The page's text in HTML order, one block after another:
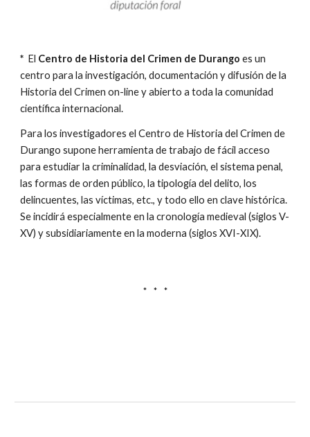
* El Centro de Historia del Crimen de Durango es un
centro para la investigación, documentación y difusión de la
Historia del Crimen on-line y abierto a toda la comunidad
científica internacional.
Para los investigadores el Centro de Historia del Crimen de
Durango supone herramienta de trabajo de fácil acceso
para estudiar la criminalidad, la desviación, el sistema penal,
las formas de orden público, la tipología del delito, los
delincuentes, las víctimas, etc., y todo ello en clave histórica.
Se incidirá especialmente en la cronología medieval (siglos V-
XV) y subsidiariamente en la moderna (siglos XVI-XIX).
*     *     *